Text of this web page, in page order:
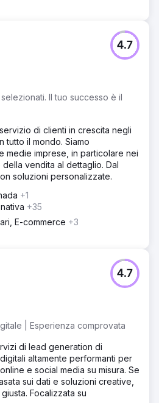
Il tuo successo è il
4.7
di clienti in crescita negli
tutto il mondo. Siamo
medie imprese, in particolare nei
vendita al dettaglio. Dal
soluzioni personalizzate.
+1
+35
E-commerce +3
| Esperienza comprovata
4.7
di lead generation di
altamente performanti per
e social media su misura. Se
sui dati e soluzioni creative,
Focalizzata su